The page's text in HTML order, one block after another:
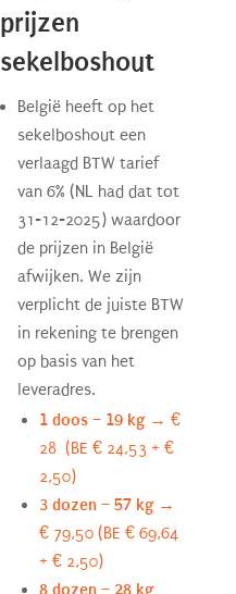
prijzen
sekelboshout
België heeft op het
sekelboshout een
verlaagd BTW tarief
van 6% (NL had dat tot
31-12-2025) waardoor
de prijzen in België
afwijken. We zijn
verplicht de juiste BTW
in rekening te brengen
op basis van het
leveradres.
1 doos – 19 kg→ €
28 (BE€ 24,53 +€
2,50)
3 dozen – 57 kg→
€ 79,50 (BE€ 69,64
+€ 2,50)
8 dozen – 28 kg